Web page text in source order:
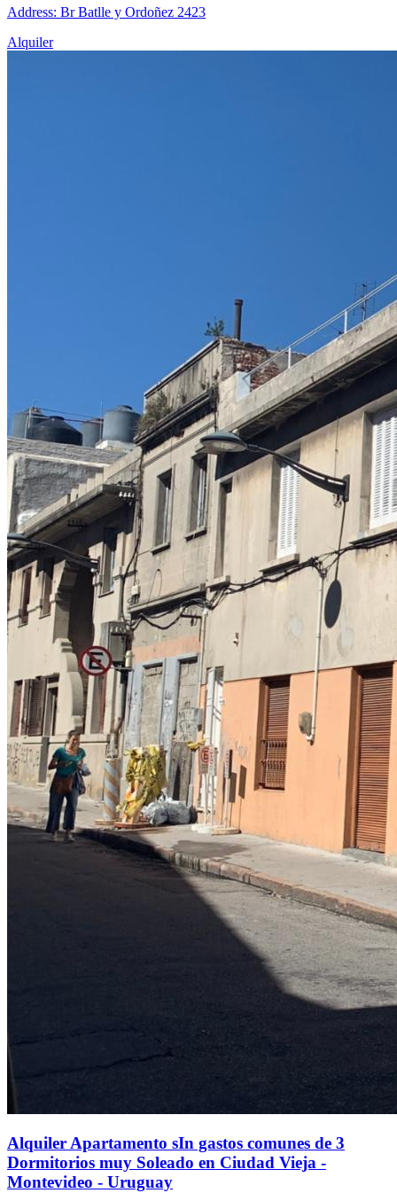
Address: Br Batlle y Ordoñez 2423
Alquiler
Alquiler Apartamento sIn gastos comunes de 3
Dormitorios muy Soleado en Ciudad Vieja -
Montevideo - Uruguay